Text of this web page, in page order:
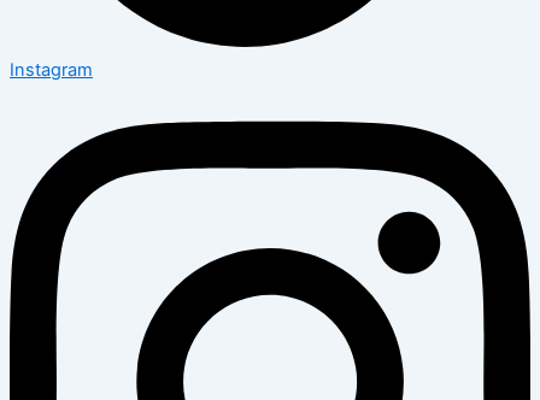
Instagram